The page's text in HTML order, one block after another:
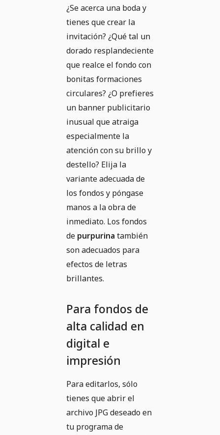
¿Se acerca una boda y
tienes que crear la
invitación? ¿Qué tal un
dorado resplandeciente
que realce el fondo con
bonitas formaciones
circulares? ¿O prefieres
un banner publicitario
inusual que atraiga
especialmente la
atención con su brillo y
destello? Elija la
variante adecuada de
los fondos y póngase
manos a la obra de
inmediato. Los fondos
de purpurina también
son adecuados para
efectos de letras
brillantes.
Para fondos de
alta calidad en
digital e
impresión
Para editarlos, sólo
tienes que abrir el
archivo JPG deseado en
tu programa de